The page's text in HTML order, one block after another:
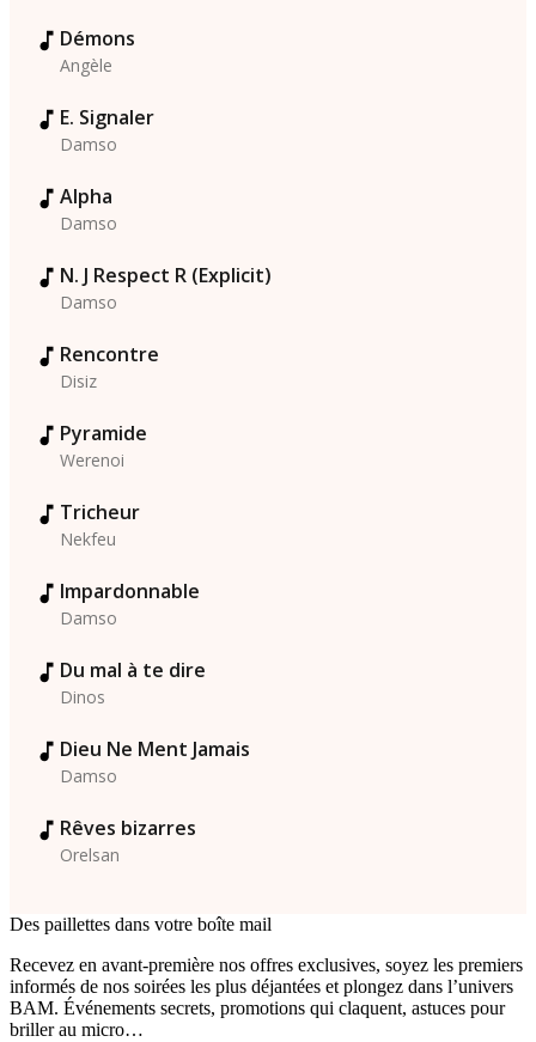
Démons
Angèle
E. Signaler
Damso
Alpha
Damso
N. J Respect R (Explicit)
Damso
Rencontre
Disiz
Pyramide
Werenoi
Tricheur
Nekfeu
Impardonnable
Damso
Du mal à te dire
Dinos
Dieu Ne Ment Jamais
Damso
Rêves bizarres
Orelsan
Des paillettes dans votre boîte mail
Recevez en avant-première nos offres exclusives, soyez les premiers
informés de nos soirées les plus déjantées et plongez dans l’univers
BAM. Événements secrets, promotions qui claquent, astuces pour
briller au micro…